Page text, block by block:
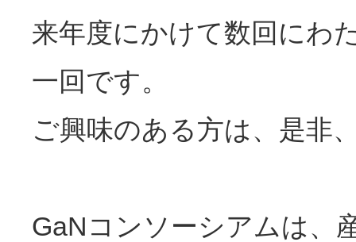
来年度にかけて数回にわ
一回です。
ご興味のある方は、是非
GaNコンソーシアムは、